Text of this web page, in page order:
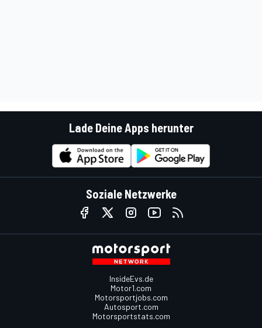
Lade Deine Apps herunter
Soziale Netzwerke
InsideEvs.de
Motor1.com
Motorsportjobs.com
Autosport.com
Motorsportstats.com